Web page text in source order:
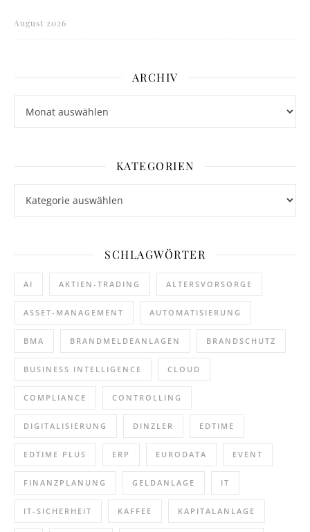
August 2026
ARCHIV
KATEGORIEN
SCHLAGWÖRTER
AI AKTIEN-TRADING ALTERSVORSORGE
ASSET-MANAGEMENT AUTOMATISIERUNG
BMA BRANDMELDEANLAGEN BRANDSCHUTZ
BUSINESS INTELLIGENCE CLOUD
COMPLIANCE CONTROLLING
DIGITALISIERUNG DINZLER EDTIME
EDTIME PLUS ERP EURODATA EVENT
FINANZPLANUNG GELDANLAGE IT
IT-SICHERHEIT KAFFEE KAPITALANLAGE